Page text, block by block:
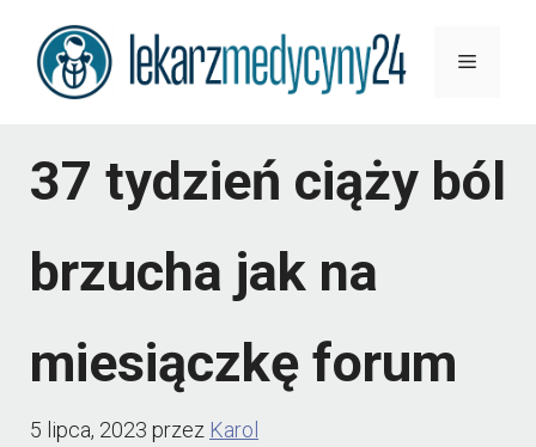
Przejdź
Menu
37 tydzień ciąży ból
brzucha jak na
miesiączkę forum
5 lipca, 2023 przez Karol